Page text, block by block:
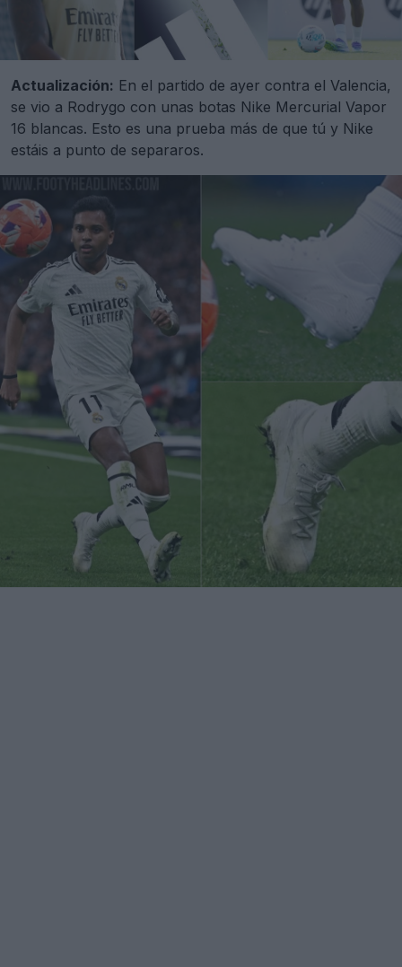
Actualización: En el partido de ayer contra el Valencia,
se vio a Rodrygo con unas botas Nike Mercurial Vapor
16 blancas. Esto es una prueba más de que tú y Nike
estáis a punto de separaros.